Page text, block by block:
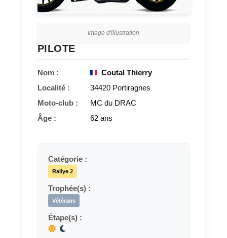
Image d'illustration
PILOTE
Nom :
Coutal Thierry
Localité :
34420 Portiragnes
Moto-club :
MC du DRAC
Âge :
62 ans
Catégorie :
Rallye 2
Trophée(s) :
Vétérans
Étape(s) :